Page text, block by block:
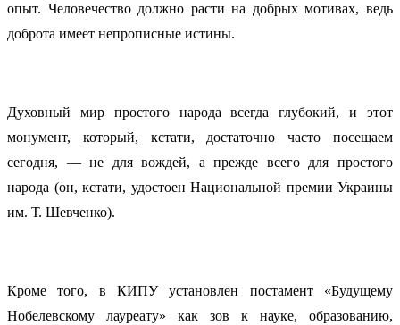
опыт. Человечество должно расти на добрых мотивах, ведь
доброта имеет непрописные истины.
Духовный мир простого народа всегда глубокий, и этот
монумент, который, кстати, достаточно часто посещаем
сегодня, — не для вождей, а прежде всего для простого
народа (он, кстати, удостоен Национальной премии Украины
им. Т. Шевченко).
Кроме того, в КИПУ установлен постамент «Будущему
Нобелевскому лауреату» как зов к науке, образованию,